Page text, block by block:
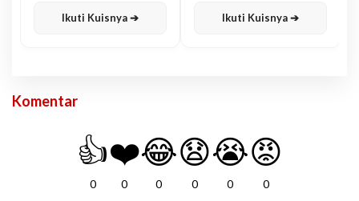
Ikuti Kuisnya ➔ Ikuti Kuisnya ➔
Komentar
👍
0
❤️
0
😂
0
😧
0
😭
0
😡
0